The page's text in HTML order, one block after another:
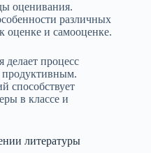
оценивания.
различных
оценке и самооценке.
делает процесс
продуктивным.
способствует
в классе и
литературы